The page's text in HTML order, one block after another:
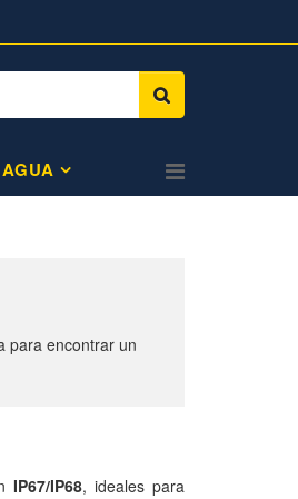
para encontrar un
IP67/IP68, ideales para